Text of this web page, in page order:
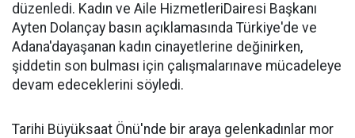
düzenledi. Kadın ve Aile HizmetleriDairesi Başkanı
Ayten Dolançay basın açıklamasında Türkiye'de ve
Adana'dayaşanan kadın cinayetlerine değinirken,
şiddetin son bulması için çalışmalarınave mücadeleye
devam edeceklerini söyledi.
Tarihi Büyüksaat Önü'nde bir araya gelenkadınlar mor